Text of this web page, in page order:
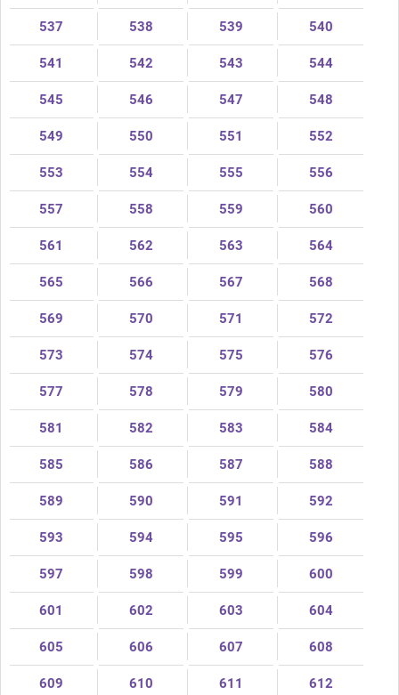
537 538 539 540
541 542 543 544
545 546 547 548
549 550 551 552
553 554 555 556
557 558 559 560
561 562 563 564
565 566 567 568
569 570 571 572
573 574 575 576
577 578 579 580
581 582 583 584
585 586 587 588
589 590 591 592
593 594 595 596
597 598 599 600
601 602 603 604
605 606 607 608
609 610 611 612